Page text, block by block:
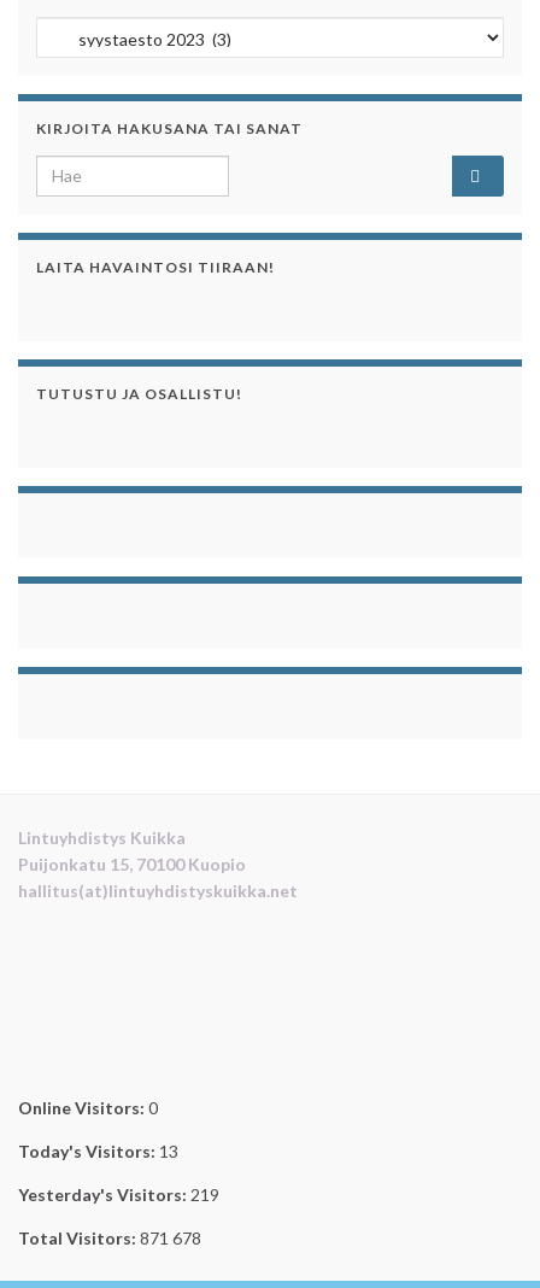
Kategoriaa klikkaamalla näet sen artikkelit
KIRJOITA HAKUSANA TAI SANAT
Search for:
LAITA HAVAINTOSI TIIRAAN!
TUTUSTU JA OSALLISTU!
Lintuyhdistys Kuikka
Puijonkatu 15, 70100 Kuopio
hallitus(at)lintuyhdistyskuikka.net
Online Visitors: 0
Today's Visitors: 13
Yesterday's Visitors: 219
Total Visitors: 871 678